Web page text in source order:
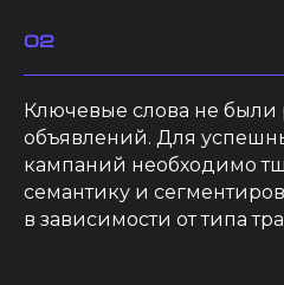
02
Ключевые слова не были
объявлений. Для
кампаний необходимо
семантику и
в зависимости от типа